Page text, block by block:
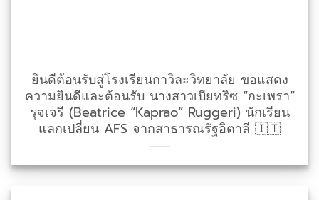
ยินดีต้อนรับสู่โรงเรียนกาวิละวิทยาลัย ขอแสดง
ความยินดีและต้อนรับ นางสาวเบียทริซ “กะเพรา”
รุจเจรี (Beatrice “Kaprao” Ruggeri) นักเรียน
แลกเปลี่ยน AFS จากสาธารณรัฐอิตาลี 🇮🇹